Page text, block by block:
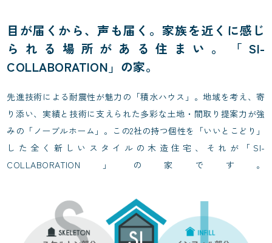
目が届くから、声も届く。家族を近くに感じ
られる場所がある住まい。「SI-
COLLABORATION」の家。
先進技術による耐震性が魅力の「積水ハウス」。地域を考え、寄
り添い、実績と技術に支えられた多彩な土地・間取り提案力が強
みの「ノーブルホーム」。この2社の持つ個性を「いいとこどり」
した全く新しいスタイルの木造住宅、それが「SI-
COLLABORATION」の家です。